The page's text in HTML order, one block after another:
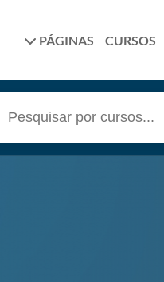
PÁGINAS CURSOS